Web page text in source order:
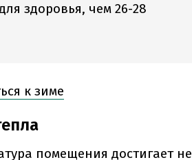
здоровья, чем 26-28
к зиме
помещения достигает не